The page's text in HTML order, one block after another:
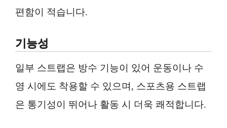
편함이 적습니다.
기능성
일부 스트랩은 방수 기능이 있어 운동이나 수
영 시에도 착용할 수 있으며, 스포츠용 스트랩
은 통기성이 뛰어나 활동 시 더욱 쾌적합니다.